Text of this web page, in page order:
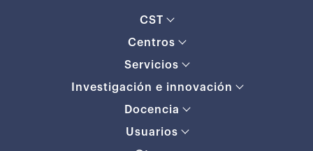
CST
Centros
Servicios
Investigación e innovación
Docencia
Usuarios